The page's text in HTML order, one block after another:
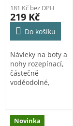
181 Kč bez DPH
219 Kč
Do košíku
Návleky na boty a
nohy rozepínací,
částečně
voděodolné,
Novinka